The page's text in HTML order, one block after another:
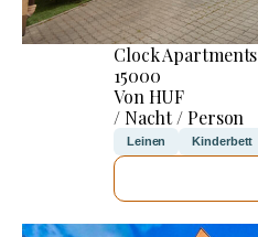
Clock Apartments
15000
Von HUF
/ Nacht / Person
Leinen Kinderbett